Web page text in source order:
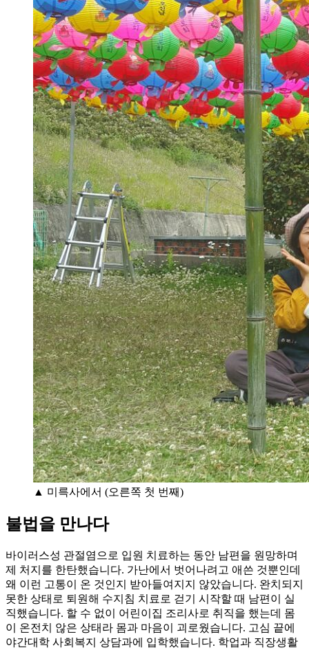
▲ 미륵사에서 (오른쪽 첫 번째)
불법을 만나다
바이러스성 관절염으로 입원 치료하는 동안 남편을 원망하며
제 처지를 한탄했습니다. 가난에서 벗어나려고 애쓴 것뿐인데
왜 이런 고통이 온 것인지 받아들여지지 않았습니다. 완치되지
못한 상태로 퇴원해 수지침 치료로 걷기 시작할 때 남편이 실
직했습니다. 할 수 없이 어린이집 조리사로 취직을 했는데 몸
이 온전치 않은 상태라 몸과 마음이 괴로웠습니다. 고심 끝에
야간대학 사회복지 상담과에 입학했습니다. 학업과 직장생활